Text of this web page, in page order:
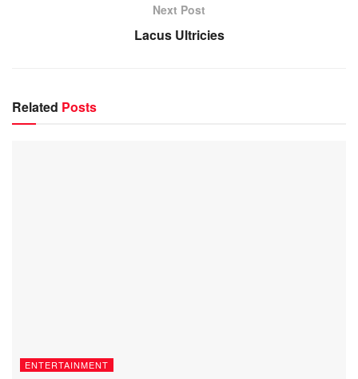
Next Post
Lacus Ultricies
Related Posts
ENTERTAINMENT